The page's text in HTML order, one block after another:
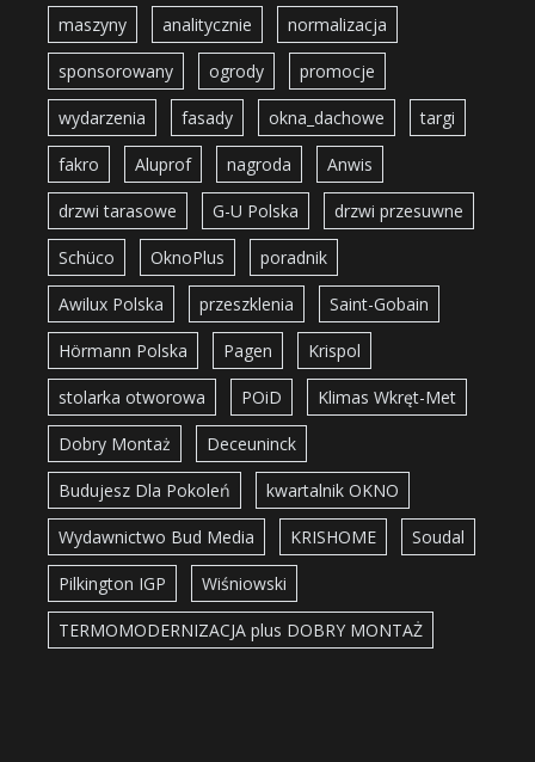
maszyny analitycznie normalizacja
sponsorowany ogrody promocje
wydarzenia fasady okna_dachowe targi
fakro Aluprof nagroda Anwis
drzwi tarasowe G-U Polska drzwi przesuwne
Schüco OknoPlus poradnik
Awilux Polska przeszklenia Saint-Gobain
Hörmann Polska Pagen Krispol
stolarka otworowa POiD Klimas Wkręt-Met
Dobry Montaż Deceuninck
Budujesz Dla Pokoleń kwartalnik OKNO
Wydawnictwo Bud Media KRISHOME Soudal
Pilkington IGP Wiśniowski
TERMOMODERNIZACJA plus DOBRY MONTAŻ